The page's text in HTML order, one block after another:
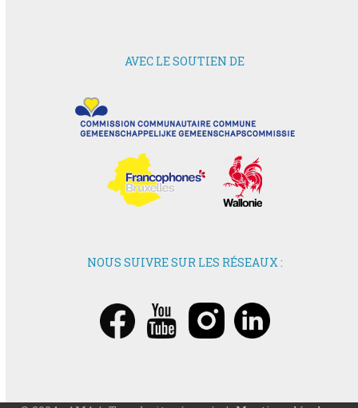
AVEC LE SOUTIEN DE
NOUS SUIVRE SUR LES RÉSEAUX :